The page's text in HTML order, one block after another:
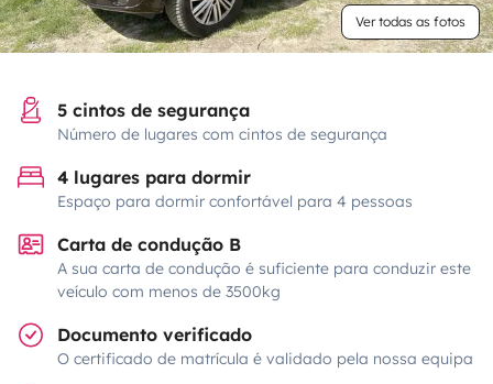
Ver todas as fotos
5 cintos de segurança
Número de lugares com cintos de segurança
4 lugares para dormir
Espaço para dormir confortável para 4 pessoas
Carta de condução B
A sua carta de condução é suficiente para conduzir este
veículo com menos de 3500kg
Documento verificado
O certificado de matrícula é validado pela nossa equipa